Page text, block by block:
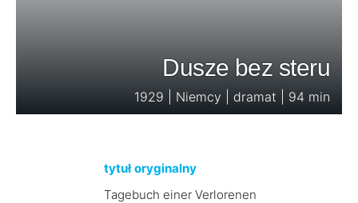
Dusze bez steru
1929 | Niemcy | dramat | 94 min
tytuł oryginalny
Tagebuch einer Verlorenen